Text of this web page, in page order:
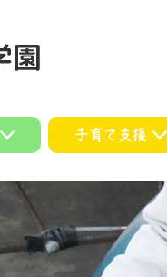
子育て支援